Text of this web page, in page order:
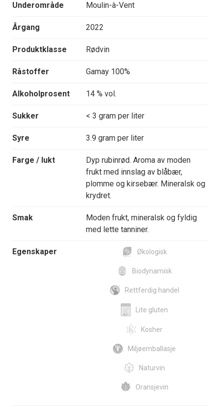
Underområde Moulin-à-Vent
Årgang 2022
Produktklasse Rødvin
Råstoffer Gamay 100%
Alkoholprosent 14 % vol.
Sukker < 3 gram per liter
Syre 3.9 gram per liter
Farge / lukt
Dyp rubinrød. Aroma av moden
frukt med innslag av blåbær,
plomme og kirsebær. Mineralsk og
krydret.
Smak
Moden frukt, mineralsk og fyldig
med lette tanniner.
Egenskaper Økologisk
Biodynamisk
Rettferdig handel
Lite gluten
Kosher
Miljøemballasje
Naturvin
Oransjevin